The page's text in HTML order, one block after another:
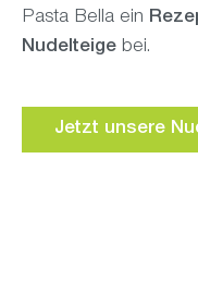
Pasta Bella ein
Nudelteige bei.
Jetzt unsere